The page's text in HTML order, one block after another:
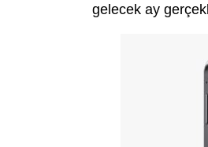
gelecek ay